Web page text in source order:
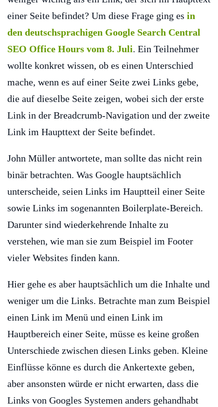
einer Seite befindet? Um diese Frage ging es in
den deutschsprachigen Google Search Central
SEO Office Hours vom 8. Juli. Ein Teilnehmer
wollte konkret wissen, ob es einen Unterschied
mache, wenn es auf einer Seite zwei Links gebe,
die auf dieselbe Seite zeigen, wobei sich der erste
Link in der Breadcrumb-Navigation und der zweite
Link im Haupttext der Seite befindet.
John Müller antwortete, man sollte das nicht rein
binär betrachten. Was Google hauptsächlich
unterscheide, seien Links im Hauptteil einer Seite
sowie Links im sogenannten Boilerplate-Bereich.
Darunter sind wiederkehrende Inhalte zu
verstehen, wie man sie zum Beispiel im Footer
vieler Websites finden kann.
Hier gehe es aber hauptsächlich um die Inhalte und
weniger um die Links. Betrachte man zum Beispiel
einen Link im Menü und einen Link im
Hauptbereich einer Seite, müsse es keine großen
Unterschiede zwischen diesen Links geben. Kleine
Einflüsse könne es durch die Ankertexte geben,
aber ansonsten würde er nicht erwarten, dass die
Links von Googles Systemen anders gehandhabt